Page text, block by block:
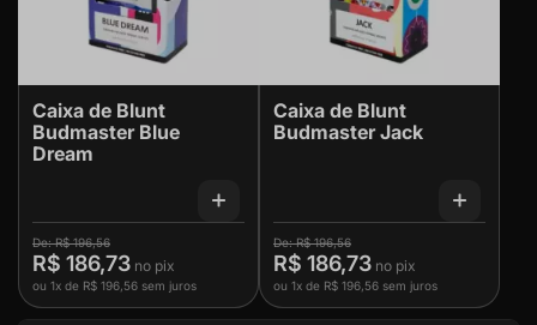
Caixa de Blunt
Budmaster Blue
Dream
R$ 196,56
R$ 186,73
ou 1x de R$ 196,56 sem juros
Caixa de Blunt
Budmaster Jack
R$ 196,56
R$ 186,73
ou 1x de R$ 196,56 sem juros